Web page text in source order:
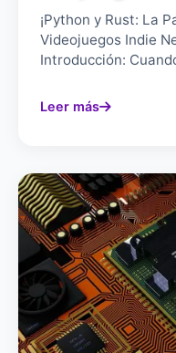
¡Python y Rust: La
Videojuegos Indie
Introducción:
Leer más